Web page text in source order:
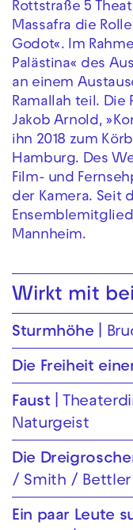
Rottstraße 5
Massafra die
Godot«. Im
Palästina« des
an einem
Ramallah teil. Die
Jakob Arnold,
ihn 2018 zum
Hamburg. Des
Film- und
der Kamera. Seit
Mannheim.
Wirkt mit bei
Sturmhöhe
Die Freiheit
Faust
Naturgeist
Die
/ Smith / Bettler
Ein paar Leute